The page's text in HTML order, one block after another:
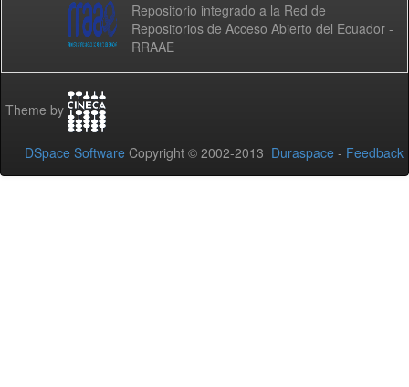
Repositorio integrado a la Red de
Repositorios de Acceso Abierto del Ecuador -
RRAAE
Theme by
DSpace Software Copyright © 2002-2013 Duraspace - Feedback